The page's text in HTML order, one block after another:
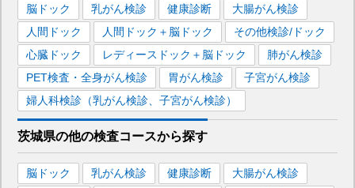
脳ドック 乳がん検診 健康診断
大腸がん検診
人間ドック
人間ドック＋脳ドック
その他検診/ドック
心臓ドック
レディースドック＋脳ドック
肺がん検診
PET検査・全身がん検診
胃がん検診
子宮がん検診
婦人科検診（乳がん検診、子宮がん検診）
茨城県の他の検査コースから探す
脳ドック 乳がん検診 健康診断
大腸がん検診